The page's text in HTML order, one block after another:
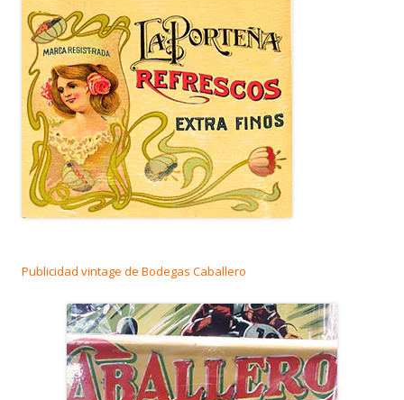
Publicidad vintage de Bodegas Caballero